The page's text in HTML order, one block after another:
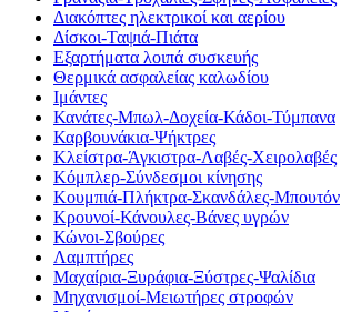
Διακόπτες ηλεκτρικοί και αερίου
Δίσκοι-Ταψιά-Πιάτα
Εξαρτήματα λοιπά συσκευής
Θερμικά ασφαλείας καλωδίου
Ιμάντες
Κανάτες-Μπωλ-Δοχεία-Κάδοι-Τύμπανα
Καρβουνάκια-Ψήκτρες
Κλείστρα-Άγκιστρα-Λαβές-Χειρολαβές
Κόμπλερ-Σύνδεσμοι κίνησης
Κουμπιά-Πλήκτρα-Σκανδάλες-Μπουτόν
Κρουνοί-Κάνουλες-Βάνες υγρών
Κώνοι-Σβούρες
Λαμπτήρες
Μαχαίρια-Ξυράφια-Ξύστρες-Ψαλίδια
Μηχανισμοί-Μειωτήρες στροφών